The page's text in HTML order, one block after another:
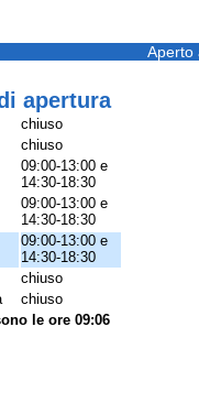
Aperto
apertura
chiuso
chiuso
09:00-13:00 e
14:30-18:30
09:00-13:00 e
14:30-18:30
09:00-13:00 e
14:30-18:30
chiuso
chiuso
le ore 09:06